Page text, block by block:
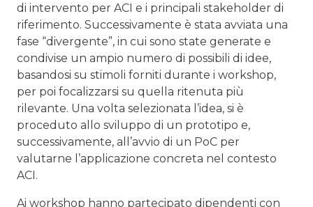
di intervento per ACI e i principali stakeholder di
riferimento. Successivamente è stata avviata una
fase “divergente”, in cui sono state generate e
condivise un ampio numero di possibili di idee,
basandosi su stimoli forniti durante i workshop,
per poi focalizzarsi su quella ritenuta più
rilevante. Una volta selezionata l’idea, si è
proceduto allo sviluppo di un prototipo e,
successivamente, all’avvio di un PoC per
valutarne l’applicazione concreta nel contesto
ACI.
Ai workshop hanno partecipato dipendenti con